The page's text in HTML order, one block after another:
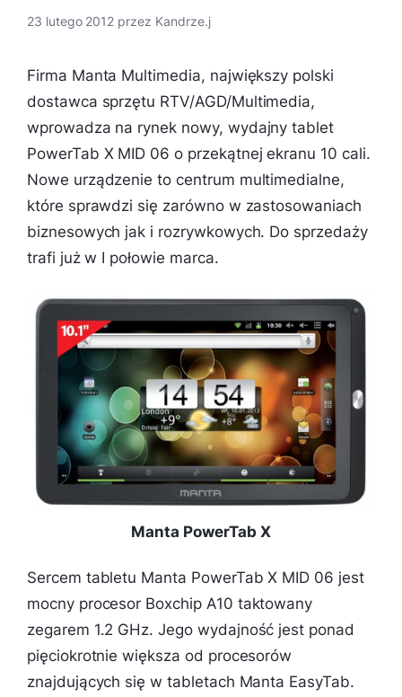
23 lutego 2012 przez Kandrze.j
Firma Manta Multimedia, największy polski
dostawca sprzętu RTV/AGD/Multimedia,
wprowadza na rynek nowy, wydajny tablet
PowerTab X MID 06 o przekątnej ekranu 10 cali.
Nowe urządzenie to centrum multimedialne,
które sprawdzi się zarówno w zastosowaniach
biznesowych jak i rozrywkowych. Do sprzedaży
trafi już w I połowie marca.
Manta PowerTab X
Sercem tabletu Manta PowerTab X MID 06 jest
mocny procesor Boxchip A10 taktowany
zegarem 1.2 GHz. Jego wydajność jest ponad
pięciokrotnie większa od procesorów
znajdujących się w tabletach Manta EasyTab.